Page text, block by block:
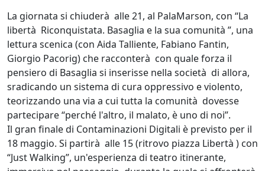
La giornata si chiuderà alle 21, al PalaMarson, con “La
libertà Riconquistata. Basaglia e la sua comunità ”, una
lettura scenica (con Aida Talliente, Fabiano Fantin,
Giorgio Pacorig) che racconterà con quale forza il
pensiero di Basaglia si inserisse nella società di allora,
sradicando un sistema di cura oppressivo e violento,
teorizzando una via a cui tutta la comunità dovesse
partecipare “perché l'altro, il malato, è uno di noi”.
Il gran finale di Contaminazioni Digitali è previsto per il
18 maggio. Si partirà alle 15 (ritrovo piazza Libertà ) con
“Just Walking”, un'esperienza di teatro itinerante,